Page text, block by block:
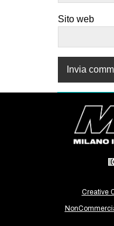
Sito web
Creative